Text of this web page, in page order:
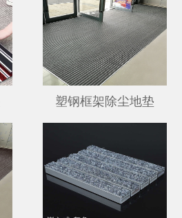
荣誉资质
联系我们
塑钢框架除尘地垫